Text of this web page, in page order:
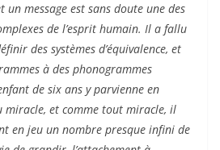
un message est sans doute une des
de l’esprit humain. Il a fallu
des systèmes d’équivalence, et
à des phonogrammes
de six ans y parvienne en
miracle, et comme tout miracle, il
en jeu un nombre presque infini de